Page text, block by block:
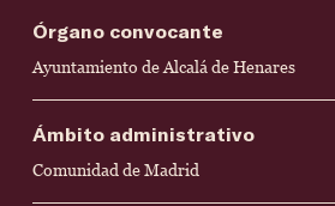
Órgano convocante
Ayuntamiento de Alcalá de Henares
Ámbito administrativo
Comunidad de Madrid